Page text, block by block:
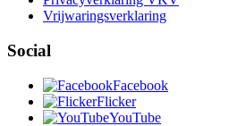
Vrijwaringsverklaring
Social
Facebook
Flicker
YouTube